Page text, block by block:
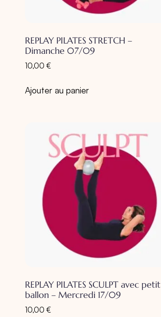
REPLAY PILATES STRETCH –
Dimanche 07/09
10,00 €
Ajouter au panier
REPLAY PILATES SCULPT avec petit
ballon – Mercredi 17/09
10,00 €